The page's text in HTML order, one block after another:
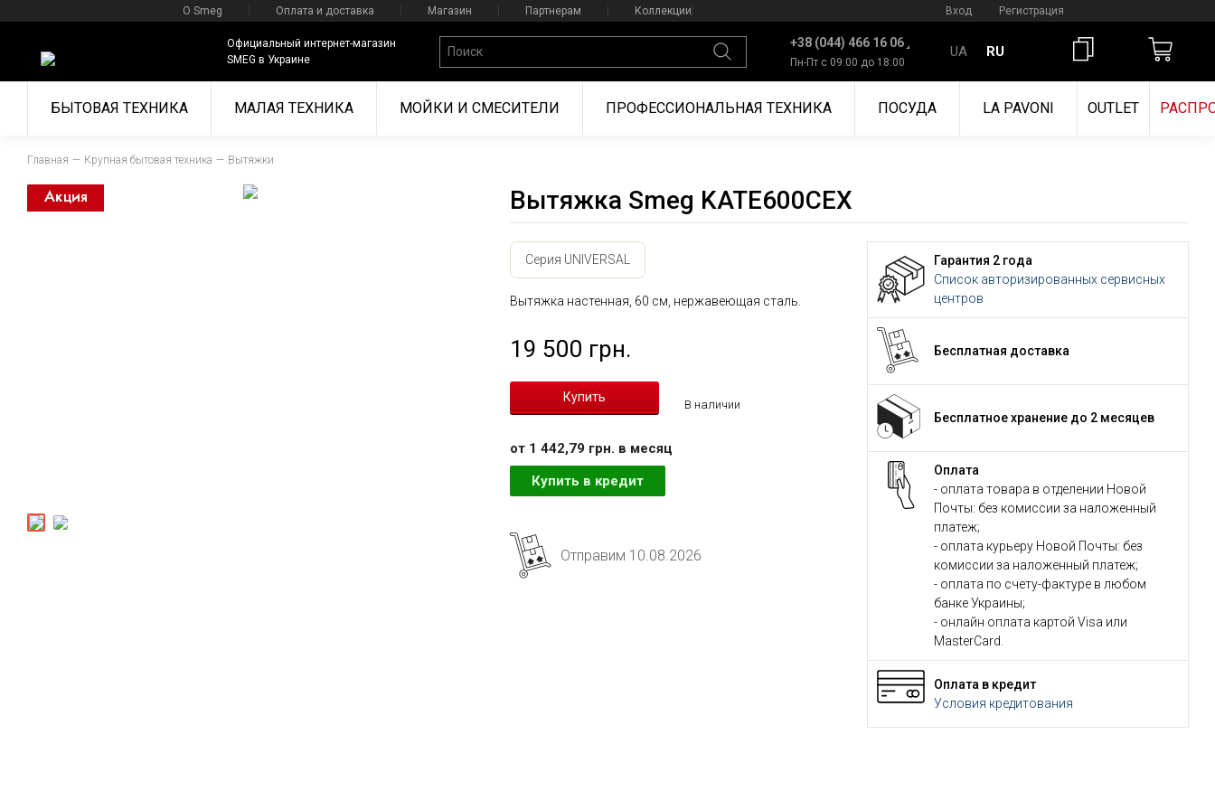
О Smeg Оплата и доставка Магазин Партнерам Коллекции Вход Регистрация
Официальный интернет-магазин
SMEG в Украине
+38 (044) 466 16 06
Пн-Пт с 09:00 до 18:00
UA RU
БЫТОВАЯ ТЕХНИКА МАЛАЯ ТЕХНИКА МОЙКИ И СМЕСИТЕЛИ ПРОФЕССИОНАЛЬНАЯ ТЕХНИКА ПОСУДА LA PAVONI OUTLET
Главная Крупная бытовая техника Вытяжки
Вытяжка Smeg KATE600CEX
Серия UNIVERSAL
Вытяжка настенная, 60 см, нержавеющая сталь.
19 500 грн.
В наличии
от 1 442,79 грн. в месяц
Купить в кредит
Отправим 10.08.2026
Гарантия 2 года
Список авторизированных сервисных
центров
Бесплатная доставка
Бесплатное хранение до 2 месяцев
Оплата
- оплата товара в отделении Новой
Почты: без комиссии за наложенный
платеж;
- оплата курьеру Новой Почты: без
комиссии за наложенный платеж;
- оплата по счету-фактуре в любом
банке Украины;
- онлайн оплата картой Visa или
MasterCard.
Оплата в кредит
Условия кредитования